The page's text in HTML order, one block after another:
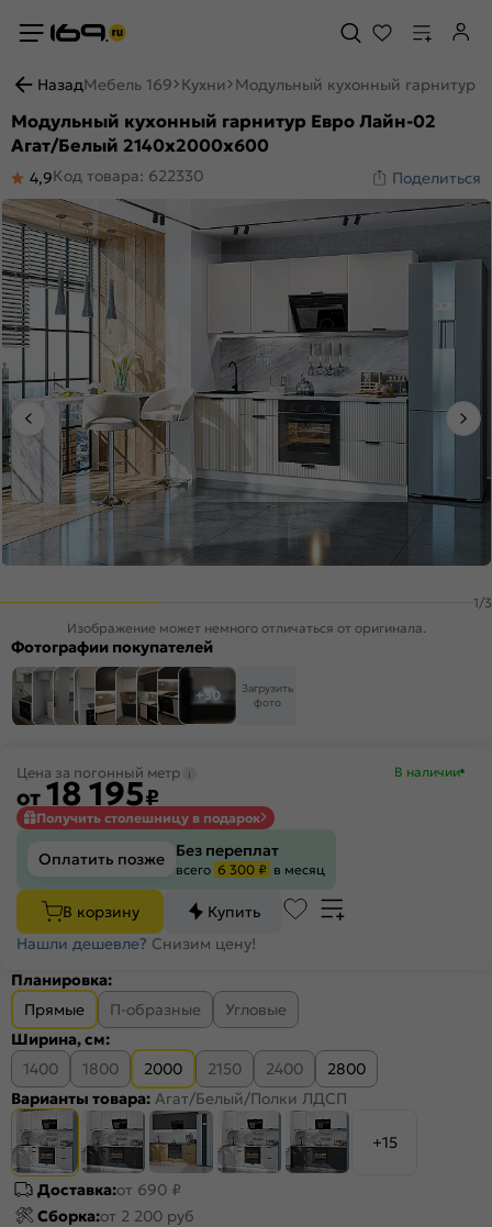
НазадМебель 169 Кухни Модульный кухонный гарнитур
Модульный кухонный гарнитур Евро Лайн-02
Агат/Белый 2140x2000x600
4,9Код товара: 622330 Поделиться
1/3
Изображение может немного отличаться от оригинала.
Фотографии покупателей
+30
Загрузить
фото
Цена за погонный метр
от18 195₽
В наличии
Получить столешницу в подарок
Оплатить позже Без переплат
всего 6 300 ₽ в месяц
В корзину
Купить
Нашли дешевле? Снизим цену!
Планировка:
Прямые
П-образные
Угловые
Ширина, см:
1400
1800 2000 2150 2400
2800
Варианты товара: Агат/Белый/Полки ЛДСП
+15
Доставка:от 690 ₽
Сборка:от 2 200 руб